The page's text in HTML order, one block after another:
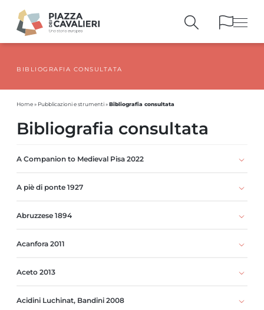
PUBBLICAZIONI E STRUMENTI
BIBLIOGRAFIA CONSULTATA
Home» Pubblicazioni e strumenti»Bibliografia consultata
Bibliografia consultata
A Companion to Medieval Pisa 2022
A piè di ponte 1927
Abruzzese 1894
Acanfora 2011
Aceto 2013
Acidini Luchinat, Bandini 2008